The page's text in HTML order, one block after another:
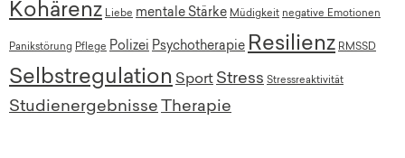
Kohärenz Liebe mentale Stärke Müdigkeit negative Emotionen
Panikstörung Pflege Polizei Psychotherapie Resilienz RMSSD
Selbstregulation Sport Stress Stressreaktivität
Studienergebnisse Therapie